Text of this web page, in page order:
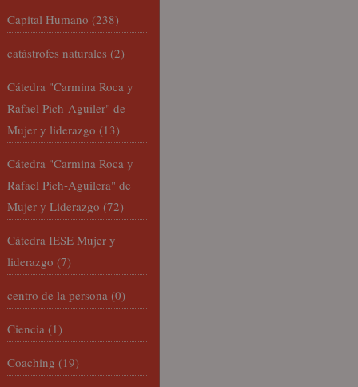
Capital Humano (238)
catástrofes naturales (2)
Cátedra "Carmina Roca y
Rafael Pich-Aguiler" de
Mujer y liderazgo (13)
Cátedra "Carmina Roca y
Rafael Pich-Aguilera" de
Mujer y Liderazgo (72)
Cátedra IESE Mujer y
liderazgo (7)
centro de la persona (0)
Ciencia (1)
Coaching (19)